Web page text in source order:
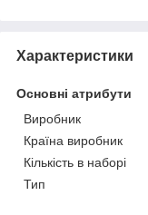
Характеристики
Основні атрибути
Виробник
Країна виробник
Кількість в наборі
Тип